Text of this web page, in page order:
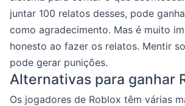
juntar 100 relatos desses, pode
como agradecimento. Mas é muito
honesto ao fazer os relatos. Mentir
pode gerar punições.
Alternativas para ganhar
Os jogadores de Roblox têm várias